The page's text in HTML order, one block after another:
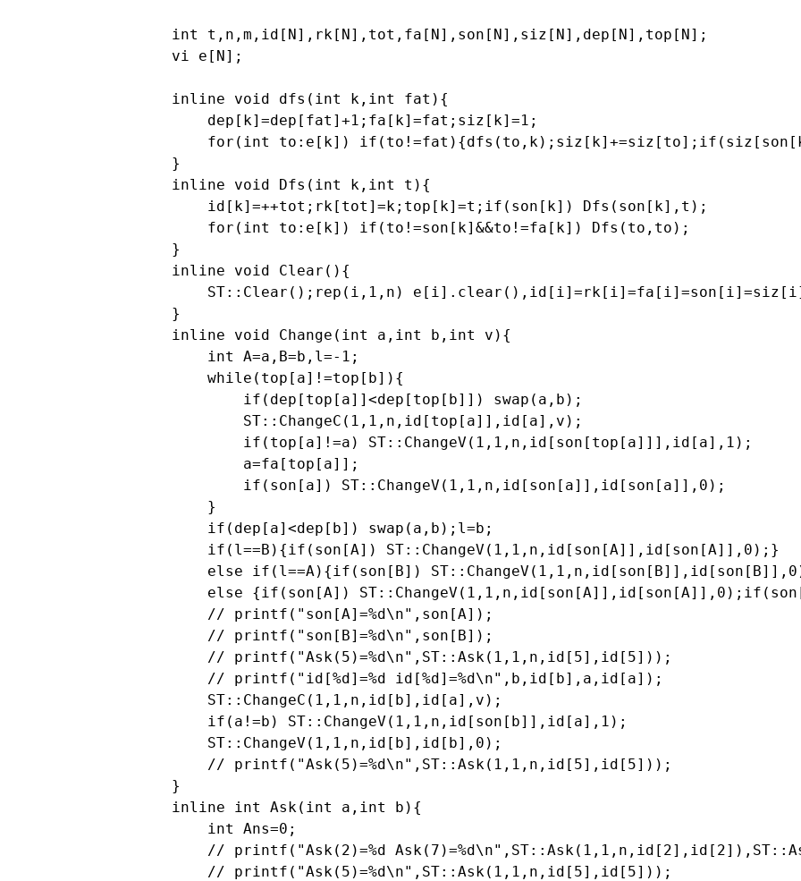
int t,n,m,id[N],rk[N],tot,fa[N],son[N],siz[N],dep[N],top[N];
vi e[N];
inline void dfs(int k,int fat){
    dep[k]=dep[fat]+1;fa[k]=fat;siz[k]=1;
for(int to:e[k])
}
inline void Dfs(int k,int t){
    id[k]=++tot;rk[tot]=k;top[k]=t;if(son[k]) Dfs(son[k],t);
    for(int to:e[k]) if(to!=son[k]&&to!=fa[k]) Dfs(to,to);
}
inline void Clear(){
ST::Clear();rep(i,1,n)
}
inline void Change(int a,int b,int v){
    int A=a,B=b,l=-1;
    while(top[a]!=top[b]){
        if(dep[top[a]]<dep[top[b]]) swap(a,b);
        ST::ChangeC(1,1,n,id[top[a]],id[a],v);
        if(top[a]!=a) ST::ChangeV(1,1,n,id[son[top[a]]],id[a],1);
        a=fa[top[a]];
        if(son[a]) ST::ChangeV(1,1,n,id[son[a]],id[son[a]],0);
    }
    if(dep[a]<dep[b]) swap(a,b);l=b;
    if(l==B){if(son[A]) ST::ChangeV(1,1,n,id[son[A]],id[son[A]],0);}
else if(l==A){if(son[B])
else {if(son[A])
    // printf("son[A]=%d\n",son[A]);
    // printf("son[B]=%d\n",son[B]);
    // printf("Ask(5)=%d\n",ST::Ask(1,1,n,id[5],id[5]));
    // printf("id[%d]=%d id[%d]=%d\n",b,id[b],a,id[a]);
    ST::ChangeC(1,1,n,id[b],id[a],v);
    if(a!=b) ST::ChangeV(1,1,n,id[son[b]],id[a],1);
    ST::ChangeV(1,1,n,id[b],id[b],0);
    // printf("Ask(5)=%d\n",ST::Ask(1,1,n,id[5],id[5]));
}
inline int Ask(int a,int b){
    int Ans=0;
// printf("Ask(2)=%d
    // printf("Ask(5)=%d\n",ST::Ask(1,1,n,id[5],id[5]));